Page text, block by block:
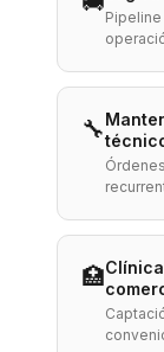
🔧
🏥